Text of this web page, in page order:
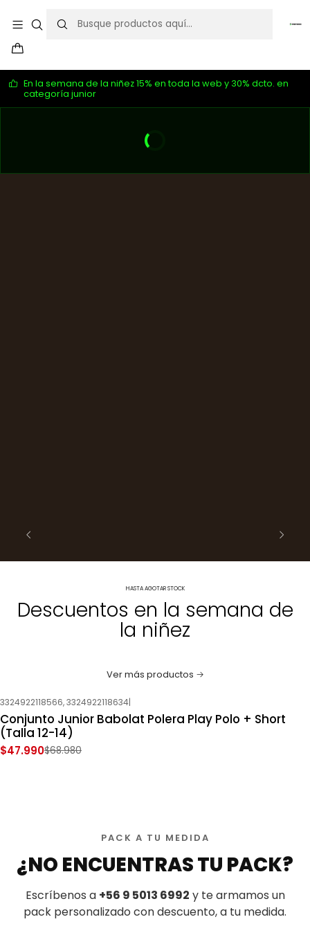
En la semana de la niñez 15% en toda la web y 30% dcto. en
categoría junior
HASTA AGOTAR STOCK
Descuentos en la semana de
la niñez
Ver más productos
-30%OFF
Nuevo
3324922118566, 3324922118634|
Conjunto Junior Babolat Polera Play Polo + Short
(Talla 12-14)
$47.990$68.980
PACK A TU MEDIDA
¿NO ENCUENTRAS TU PACK?
Escríbenos a +56 9 5013 6992 y te armamos un
pack personalizado con descuento, a tu medida.